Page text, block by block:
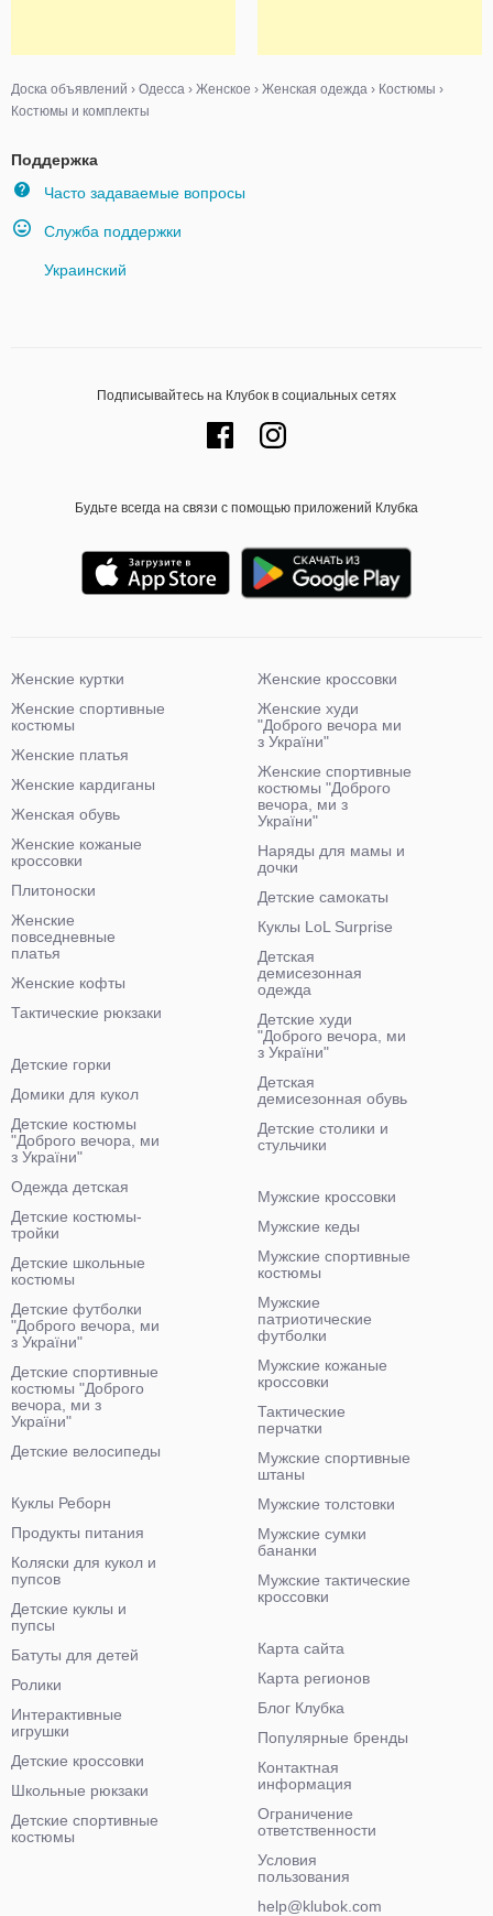
Доска объявлений › Одесса › Женское › Женская одежда › Костюмы ›
Костюмы и комплекты
Поддержка
Часто задаваемые вопросы
Служба поддержки
Украинский
Подписывайтесь на Клубок в социальных сетях
Будьте всегда на связи с помощью приложений Клубка
Женские куртки
Женские спортивные
костюмы
Женские платья
Женские кардиганы
Женская обувь
Женские кожаные
кроссовки
Плитоноски
Женские
повседневные
платья
Женские кофты
Тактические рюкзаки
Женские кроссовки
Женские худи
"Доброго вечора ми
з України"
Женские спортивные
костюмы "Доброго
вечора, ми з
України"
Наряды для мамы и
дочки
Детские самокаты
Куклы LoL Surprise
Детская
демисезонная
одежда
Детские худи
"Доброго вечора, ми
з України"
Детская
демисезонная обувь
Детские столики и
стульчики
Детские горки
Домики для кукол
Детские костюмы
"Доброго вечора, ми
з України"
Одежда детская
Детские костюмы-
тройки
Детские школьные
костюмы
Детские футболки
"Доброго вечора, ми
з України"
Детские спортивные
костюмы "Доброго
вечора, ми з
України"
Детские велосипеды
Мужские кроссовки
Мужские кеды
Мужские спортивные
костюмы
Мужские
патриотические
футболки
Мужские кожаные
кроссовки
Тактические
перчатки
Мужские спортивные
штаны
Мужские толстовки
Мужские сумки
бананки
Мужские тактические
кроссовки
Куклы Реборн
Продукты питания
Коляски для кукол и
пупсов
Детские куклы и
пупсы
Батуты для детей
Ролики
Интерактивные
игрушки
Детские кроссовки
Школьные рюкзаки
Детские спортивные
костюмы
Карта сайта
Карта регионов
Блог Клубка
Популярные бренды
Контактная
информация
Ограничение
ответственности
Условия
пользования
help@klubok.com